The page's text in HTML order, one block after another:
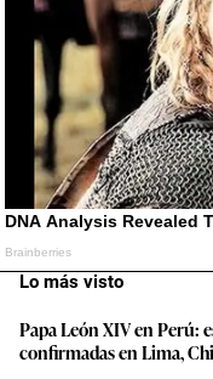
Lo más visto
Papa León XIV en Perú:
confirmadas en Lima,